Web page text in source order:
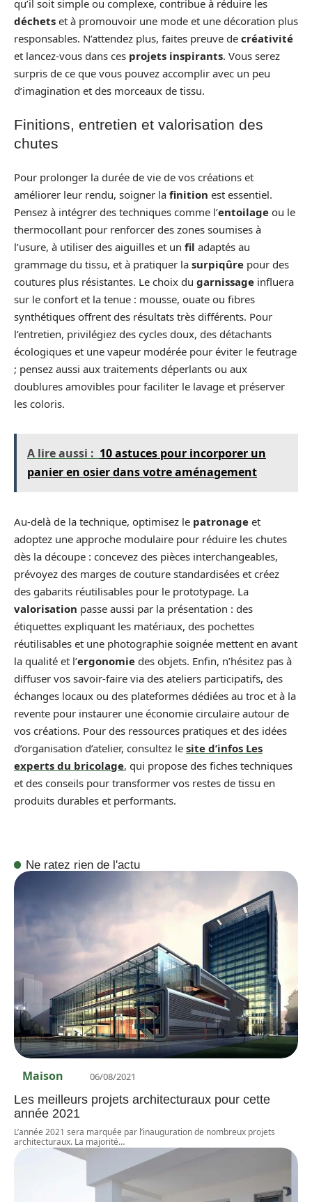
qu’il soit simple ou complexe, contribue à réduire les
déchets et à promouvoir une mode et une décoration plus
responsables. N’attendez plus, faites preuve de créativité
et lancez-vous dans ces projets inspirants. Vous serez
surpris de ce que vous pouvez accomplir avec un peu
d’imagination et des morceaux de tissu.
Finitions, entretien et valorisation des
chutes
Pour prolonger la durée de vie de vos créations et
améliorer leur rendu, soigner la finition est essentiel.
Pensez à intégrer des techniques comme l’entoilage ou le
thermocollant pour renforcer des zones soumises à
l’usure, à utiliser des aiguilles et un fil adaptés au
grammage du tissu, et à pratiquer la surpiqûre pour des
coutures plus résistantes. Le choix du garnissage influera
sur le confort et la tenue : mousse, ouate ou fibres
synthétiques offrent des résultats très différents. Pour
l’entretien, privilégiez des cycles doux, des détachants
écologiques et une vapeur modérée pour éviter le feutrage
; pensez aussi aux traitements déperlants ou aux
doublures amovibles pour faciliter le lavage et préserver
les coloris.
A lire aussi : 10 astuces pour incorporer un
panier en osier dans votre aménagement
Au‑delà de la technique, optimisez le patronage et
adoptez une approche modulaire pour réduire les chutes
dès la découpe : concevez des pièces interchangeables,
prévoyez des marges de couture standardisées et créez
des gabarits réutilisables pour le prototypage. La
valorisation passe aussi par la présentation : des
étiquettes expliquant les matériaux, des pochettes
réutilisables et une photographie soignée mettent en avant
la qualité et l’ergonomie des objets. Enfin, n’hésitez pas à
diffuser vos savoir‑faire via des ateliers participatifs, des
échanges locaux ou des plateformes dédiées au troc et à la
revente pour instaurer une économie circulaire autour de
vos créations. Pour des ressources pratiques et des idées
d’organisation d’atelier, consultez le site d’infos Les
experts du bricolage, qui propose des fiches techniques
et des conseils pour transformer vos restes de tissu en
produits durables et performants.
Ne ratez rien de l'actu
Maison 06/08/2021
Les meilleurs projets architecturaux pour cette
année 2021
L’année 2021 sera marquée par l’inauguration de nombreux projets
architecturaux. La majorité…